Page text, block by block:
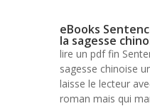
eBooks
la sagesse
lire un pdf fin
sagesse chinoise
laisse le lecteur
roman mais qui